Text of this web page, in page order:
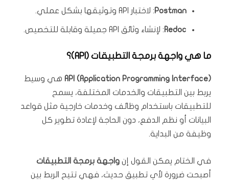
Postman: لاختبار API وتوثيقها بشكل عملي.
Redoc: لإنشاء وثائق API جميلة وقابلة للتخصيص.
ما هي واجهة برمجة التطبيقات (API)؟
API (Application Programming Interface) هي وسيط
يربط بين التطبيقات والخدمات المختلفة، يسمح
للتطبيقات باستخدام وظائف وخدمات خارجية مثل قواعد
البيانات أو نظم الدفع، دون الحاجة لإعادة تطوير كل
وظيفة من البداية.
في الختام يمكن القول إن واجهة برمجة التطبيقات
أصبحت ضرورة لأي تطبيق حديث، فهي تتيح الربط بين